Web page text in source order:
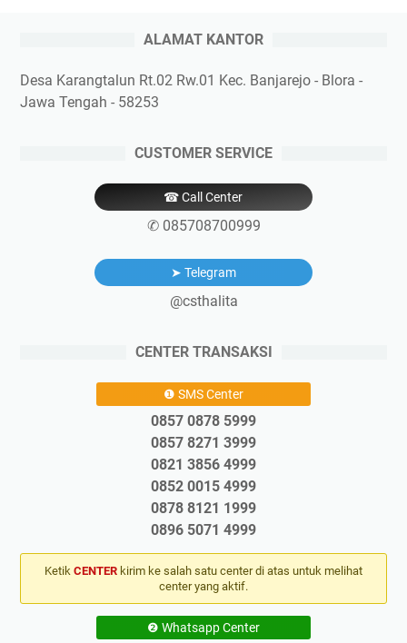
ALAMAT KANTOR
Desa Karangtalun Rt.02 Rw.01 Kec. Banjarejo - Blora -
Jawa Tengah - 58253
CUSTOMER SERVICE
☎ Call Center
✆ 085708700999
➤ Telegram
@csthalita
CENTER TRANSAKSI
❶ SMS Center
0857 0878 5999
0857 8271 3999
0821 3856 4999
0852 0015 4999
0878 8121 1999
0896 5071 4999
Ketik CENTER kirim ke salah satu center di atas untuk melihat
center yang aktif.
❷ Whatsapp Center